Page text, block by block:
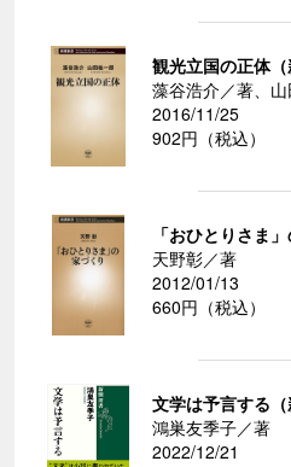
観光立国の正体（
藻谷浩介／著、
2016/11/25
902円（税込）
「おひとりさま
天野彰／著
2012/01/13
660円（税込）
文学は予言する（
鴻巣友季子／著
2022/12/21